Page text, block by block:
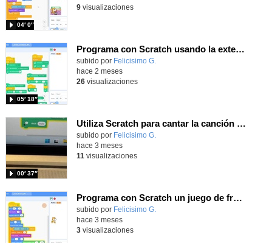
04′ 0″
9visualizaciones
Programa con Scratch usando la extensión Makey Makey, música y texto a voz
Contenido educativo.
subido por Felicisimo G.
05′ 18″
hace 2 meses
26visualizaciones
Utiliza Scratch para cantar la canción "La robótica mola" con la extensión Makey Makey
Contenido educativo.
subido por Felicisimo G.
00′ 37″
hace 3 meses
11 visualizaciones
Programa con Scratch un juego de frontón moviendo a tu personaje con la extensión Makey Makey
Contenido educativo.
subido por Felicisimo G.
hace 3 meses
3visualizaciones